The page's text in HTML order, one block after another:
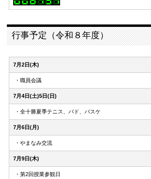
行事予定（令和８年度）
7月2日(木)
・職員会議
7月4日(土)5日(日)
・全十勝夏季テニス、バド、バスケ
7月6日(月)
・やまなみ交流
7月9日(木)
・第2回授業参観日